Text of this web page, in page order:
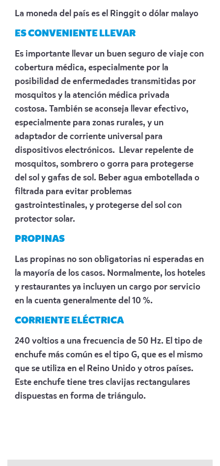
La moneda del país es el Ringgit o dólar malayo
ES CONVENIENTE LLEVAR
Es importante llevar un buen seguro de viaje con
cobertura médica, especialmente por la
posibilidad de enfermedades transmitidas por
mosquitos y la atención médica privada
costosa. También se aconseja llevar efectivo,
especialmente para zonas rurales, y un
adaptador de corriente universal para
dispositivos electrónicos.
Llevar repelente de
mosquitos, sombrero o gorra para protegerse
del sol y gafas de sol. Beber agua embotellada o
filtrada para evitar problemas
gastrointestinales, y protegerse del sol con
protector solar.
PROPINAS
Las propinas no son obligatorias ni esperadas en
la mayoría de los casos. Normalmente, los hoteles
y restaurantes ya incluyen un cargo por servicio
en la cuenta generalmente del 10 %.
CORRIENTE ELÉCTRICA
240 voltios a una frecuencia de 50 Hz. El tipo de
enchufe más común es el tipo G, que es el mismo
que se utiliza en el Reino Unido y otros países.
Este enchufe tiene tres clavijas rectangulares
dispuestas en forma de triángulo.